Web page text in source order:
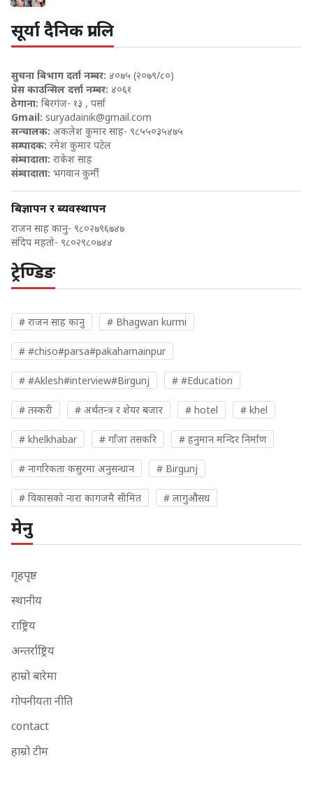
सूर्या दैनिक प्रा लि
सुचना बिभाग दर्ता नम्बर: ४०७५ (२०७९/८०)
प्रेस काउन्सिल दर्त्ता नम्बर: ४०६१
ठेगाना: बिरगंज- १३ , पर्सा
Gmail: suryadainik@gmail.com
सन्चालक: अकलेश कुमार साह- ९८५५०३५४७५
सम्पादक: रमेश कुमार पटेल
संम्वादाता: राकेश साह
संम्वादाता: भगवान कुर्मी
बिज्ञापन र ब्यवस्थापन
राजन साह कानु- ९८०२७९६७४७
संदिप महतो- ९८०२९८०७४४
ट्रेण्डिङ
# राजन साह कानु # Bhagwan kurmi
# #chiso#parsa#pakahamainpur
# #Aklesh#interview#Birgunj # #Education
# तस्करी # अर्थतन्त्र र शेयर बजार # hotel # khel
# khelkhabar # गाँजा तसकरि # हनुमान मन्दिर निर्माण
# नागरिकता कसुरमा अनुसन्धान # Birgunj
# विकासको नारा कागजमै सीमित # लागुऔसध
मेनु
गृहपृष्ठ
स्थानीय
राष्ट्रिय
अन्तर्राष्ट्रिय
हाम्रो बारेमा
गोपनीयता नीति
contact
हाम्रो टीम